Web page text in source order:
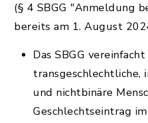
(§ 4 SBGG "Anmeldung
bereits am 1. August
Das SBGG
transgeschlechtliche,
und nichtbinäre
Geschlechtseintrag im